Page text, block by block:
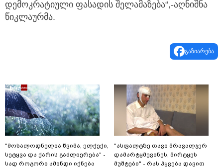
დემოკრატიული ფასადის შელამაზება“,-აღნიშნა
წიკლაურმა.
გაზიარება
"მოსალოდნელია წვიმა, ელჭექი,
სეტყვა და ქარის გაძლიერება" -
სად როგორი ამინდი იქნება
"ასფალტზე თავი მრავალჯერ
დამარტყმევინეს, მირტყეს
მუშტები" - რას ჰყვება დავით